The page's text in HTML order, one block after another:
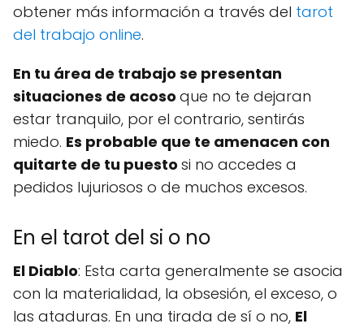
obtener más información a través del tarot
del trabajo online.
En tu área de trabajo se presentan
situaciones de acoso que no te dejaran
estar tranquilo, por el contrario, sentirás
miedo. Es probable que te amenacen con
quitarte de tu puesto si no accedes a
pedidos lujuriosos o de muchos excesos.
En el tarot del si o no
El Diablo: Esta carta generalmente se asocia
con la materialidad, la obsesión, el exceso, o
las ataduras. En una tirada de sí o no, El